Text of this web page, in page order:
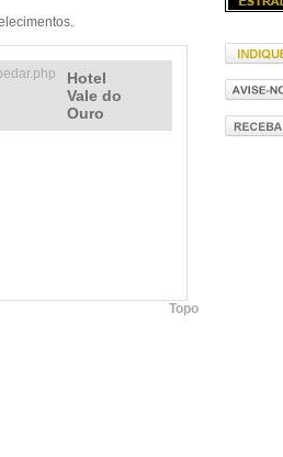
Hotel
Vale do
Ouro
Topo